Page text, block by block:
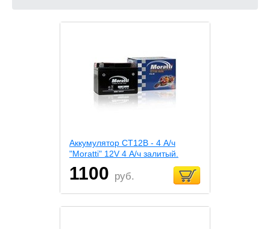
Аккумулятор СТ12В - 4 А/ч
"Moratti" 12V 4 А/ч залитый.
1100 руб.